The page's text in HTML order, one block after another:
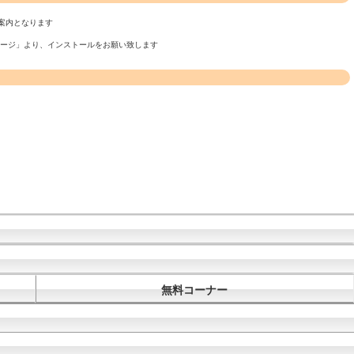
内となります
ジ」より、インストールをお願い致します
無料コーナー